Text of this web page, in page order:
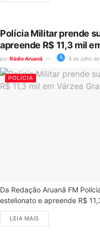
Polícia Militar prende
apreende R$ 11,3 mil
por Rádio Aruanã 8 de julho
POLÍCIA
Da Redação Aruanã FM
estelionato e apreende R$
LEIA MAIS